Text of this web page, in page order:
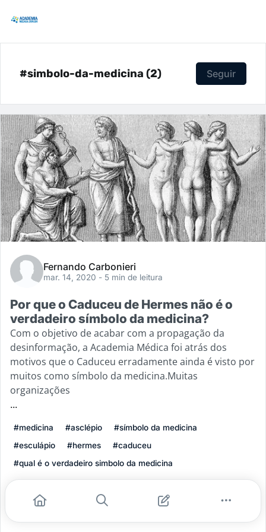
#simbolo-da-medicina (2) Seguir
Fernando Carbonieri
mar. 14, 2020 - 5 min de leitura
Por que o Caduceu de Hermes não é o
verdadeiro símbolo da medicina?
Com o objetivo de acabar com a propagação da
desinformação, a Academia Médica foi atrás dos
motivos que o Caduceu erradamente ainda é visto por
muitos como símbolo da medicina.Muitas
organizações
...
#medicina #asclépio
#símbolo da medicina
#esculápio
#hermes
#caduceu
#qual é o verdadeiro simbolo da medicina
Leia mais